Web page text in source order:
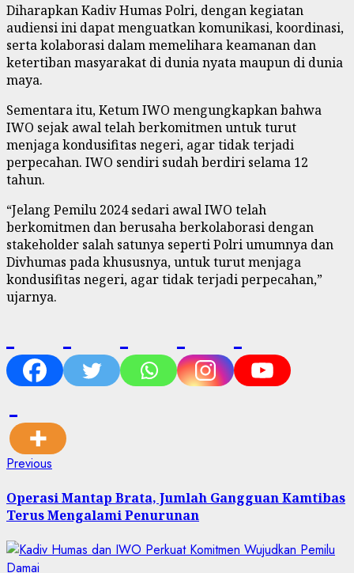
Diharapkan Kadiv Humas Polri, dengan kegiatan
audiensi ini dapat menguatkan komunikasi, koordinasi,
serta kolaborasi dalam memelihara keamanan dan
ketertiban masyarakat di dunia nyata maupun di dunia
maya.
Sementara itu, Ketum IWO mengungkapkan bahwa
IWO sejak awal telah berkomitmen untuk turut
menjaga kondusifitas negeri, agar tidak terjadi
perpecahan. IWO sendiri sudah berdiri selama 12
tahun.
“Jelang Pemilu 2024 sedari awal IWO telah
berkomitmen dan berusaha berkolaborasi dengan
stakeholder salah satunya seperti Polri umumnya dan
Divhumas pada khususnya, untuk turut menjaga
kondusifitas negeri, agar tidak terjadi perpecahan,”
ujarnya.
Previous
Operasi Mantap Brata, Jumlah Gangguan Kamtibas
Terus Mengalami Penurunan